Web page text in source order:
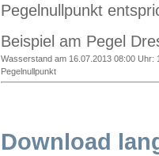
Pegelnullpunkt
Beispiel am Pegel
Wasserstand am 16.07.2013 08:00 Uhr:
Pegelnullpunkt
Download